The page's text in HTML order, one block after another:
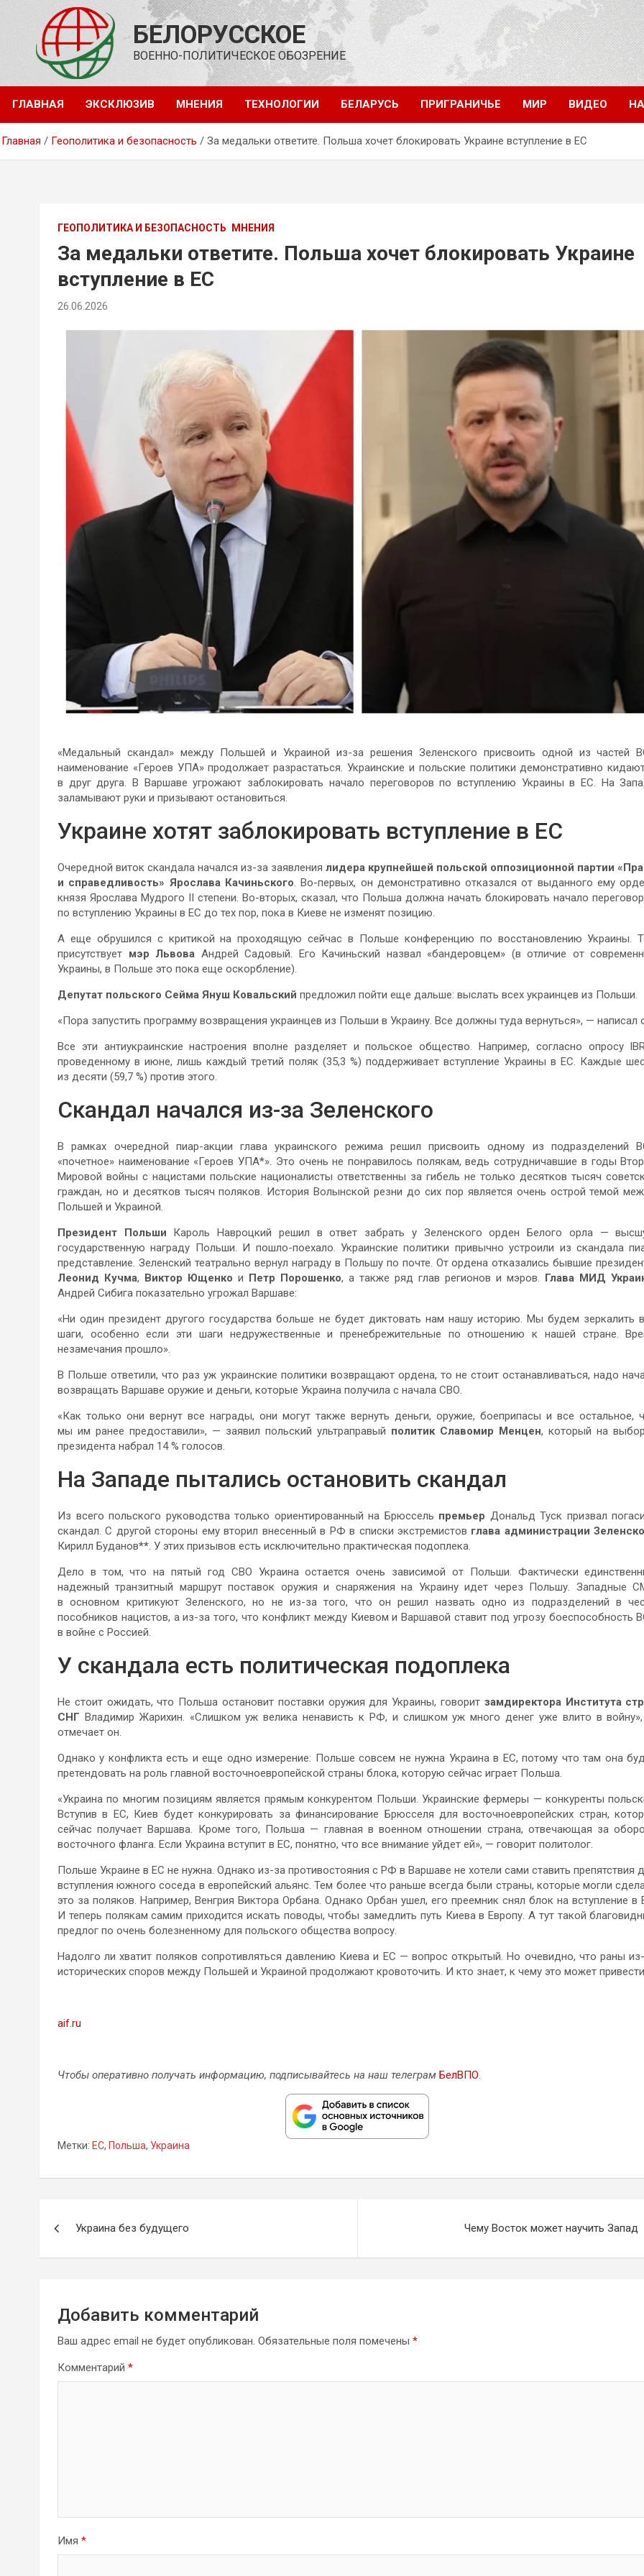
содержимому
БЕЛОРУССКОЕ
ВОЕННО-ПОЛИТИЧЕСКОЕ ОБОЗРЕНИЕ
ГЛАВНАЯ ЭКСКЛЮЗИВ МНЕНИЯ ТЕХНОЛОГИИ БЕЛАРУСЬ ПРИГРАНИЧЬЕ МИР ВИДЕО
Главная Геополитика и безопасность За медальки ответите. Польша хочет блокировать Украине вступление в ЕС
ГЕОПОЛИТИКА И БЕЗОПАСНОСТЬ МНЕНИЯ
За медальки ответите. Польша хочет блокировать Украине
вступление в ЕС
26.06.2026
«Медальный скандал» между Польшей и Украиной из-за решения Зеленского присвоить одной из частей
наименование «Героев УПА» продолжает разрастаться. Украинские и польские политики демонстративно
в друг друга. В Варшаве угрожают заблокировать начало переговоров по вступлению Украины в ЕС. На
заламывают руки и призывают остановиться.
Украине хотят заблокировать вступление в ЕС
Очередной виток скандала начался из-за заявлениялидера крупнейшей польской оппозиционной партии
и справедливость» Ярослава Качиньского. Во-первых, он демонстративно отказался от выданного ему
князя Ярослава Мудрого II степени. Во-вторых, сказал, что Польша должна начать блокировать начало
по вступлению Украины в ЕС до тех пор, пока в Киеве не изменят позицию.
А еще обрушился с критикой на проходящую сейчас в Польше конференцию по восстановлению Украины.
присутствует мэр Львова Андрей Садовый. Его Качиньский назвал «бандеровцем» (в отличие от
Украины, в Польше это пока еще оскорбление).
Депутат польского Сейма Януш Ковальский предложил пойти еще дальше: выслать всех украинцев из Польши.
«Пора запустить программу возвращения украинцев из Польши в Украину. Все должны туда вернуться», — написал
Все эти антиукраинские настроения вполне разделяет и польское общество. Например, согласно опросу
проведенному в июне, лишь каждый третий поляк (35,3 %) поддерживает вступление Украины в ЕС. Каждые
из десяти (59,7 %) против этого.
Скандал начался из-за Зеленского
В рамках очередной пиар-акции глава украинского режима решил присвоить одному из подразделений
«почетное» наименование «Героев УПА*». Это очень не понравилось полякам, ведь сотрудничавшие в годы
Мировой войны с нацистами польские националисты ответственны за гибель не только десятков тысяч
граждан, но и десятков тысяч поляков. История Волынской резни до сих пор является очень острой темой
Польшей и Украиной.
Президент Польши
Кароль Навроцкий решил в ответ забрать у Зеленского орден Белого орла —
государственную награду Польши. И пошло-поехало. Украинские политики привычно устроили из скандала
представление. Зеленский театрально вернул награду в Польшу по почте. От ордена отказались бывшие
Леонид Кучма, Виктор Ющенко и Петр Порошенко, а также ряд глав регионов и мэров.
Глава МИД
Андрей Сибига показательно угрожал Варшаве:
«Ни один президент другого государства больше не будет диктовать нам нашу историю. Мы будем зеркалить
шаги, особенно если эти шаги недружественные и пренебрежительные по отношению к нашей стране.
незамечания прошло».
В Польше ответили, что раз уж украинские политики возвращают ордена, то не стоит останавливаться, надо
возвращать Варшаве оружие и деньги, которые Украина получила с начала СВО.
«Как только они вернут все награды, они могут также вернуть деньги, оружие, боеприпасы и все остальное,
мы им ранее предоставили», — заявил польский ультраправый политик Славомир Менцен, который на
президента набрал 14 % голосов.
На Западе пытались остановить скандал
Из всего польского руководства только ориентированный на Брюссель премьер Дональд Туск призвал
скандал. С другой стороны ему вторил внесенный в РФ в списки экстремистов глава администрации
Кирилл Буданов**. У этих призывов есть исключительно практическая подоплека.
Дело в том, что на пятый год СВО Украина остается очень зависимой от Польши. Фактически
надежный транзитный маршрут поставок оружия и снаряжения на Украину идет через Польшу. Западные
в основном критикуют Зеленского, но не из-за того, что он решил назвать одно из подразделений в
пособников нацистов, а из-за того, что конфликт между Киевом и Варшавой ставит под угрозу боеспособность
в войне с Россией.
У скандала есть политическая подоплека
Не стоит ожидать, что Польша остановит поставки оружия для Украины, говорит замдиректора Института
СНГ Владимир Жарихин. «Слишком уж велика ненависть к РФ, и слишком уж много денег уже влито в
отмечает он.
Однако у конфликта есть и еще одно измерение: Польше совсем не нужна Украина в ЕС, потому что там она
претендовать на роль главной восточноевропейской страны блока, которую сейчас играет Польша.
«Украина по многим позициям является прямым конкурентом Польши. Украинские фермеры — конкуренты
Вступив в ЕС, Киев будет конкурировать за финансирование Брюсселя для восточноевропейских стран,
сейчас получает Варшава. Кроме того, Польша — главная в военном отношении страна, отвечающая за
восточного фланга. Если Украина вступит в ЕС, понятно, что все внимание уйдет ей», — говорит политолог.
Польше Украине в ЕС не нужна. Однако из-за противостояния с РФ в Варшаве не хотели сами ставить препятствия
вступления южного соседа в европейский альянс. Тем более что раньше всегда были страны, которые могли
это за поляков. Например, Венгрия Виктора Орбана. Однако Орбан ушел, его преемник снял блок на вступление в
И теперь полякам самим приходится искать поводы, чтобы замедлить путь Киева в Европу. А тут такой
предлог по очень болезненному для польского общества вопросу.
Надолго ли хватит поляков сопротивляться давлению Киева и ЕС — вопрос открытый. Но очевидно, что раны
исторических споров между Польшей и Украиной продолжают кровоточить. И кто знает, к чему это может
aif.ru
Чтобы оперативно получать информацию, подписывайтесь на наш телеграм БелВПО.
Метки: ЕС, Польша, Украина
Украина без будущего Чему Восток может научить Запад
Добавить комментарий
Ваш адрес email не будет опубликован. Обязательные поля помечены *
Комментарий *
Имя *